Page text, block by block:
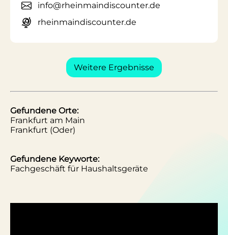
info@rheinmaindiscounter.de
rheinmaindiscounter.de
Weitere Ergebnisse
Gefundene Orte:
Frankfurt am Main
Frankfurt (Oder)
Gefundene Keyworte:
Fachgeschäft für Haushaltsgeräte